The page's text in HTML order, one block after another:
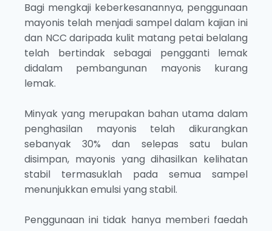
Bagi mengkaji keberkesanannya, penggunaan
mayonis telah menjadi sampel dalam kajian ini
dan NCC daripada kulit matang petai belalang
telah bertindak sebagai pengganti lemak
didalam pembangunan mayonis kurang
lemak.
Minyak yang merupakan bahan utama dalam
penghasilan mayonis telah dikurangkan
sebanyak 30% dan selepas satu bulan
disimpan, mayonis yang dihasilkan kelihatan
stabil termasuklah pada semua sampel
menunjukkan emulsi yang stabil.
Penggunaan ini tidak hanya memberi faedah